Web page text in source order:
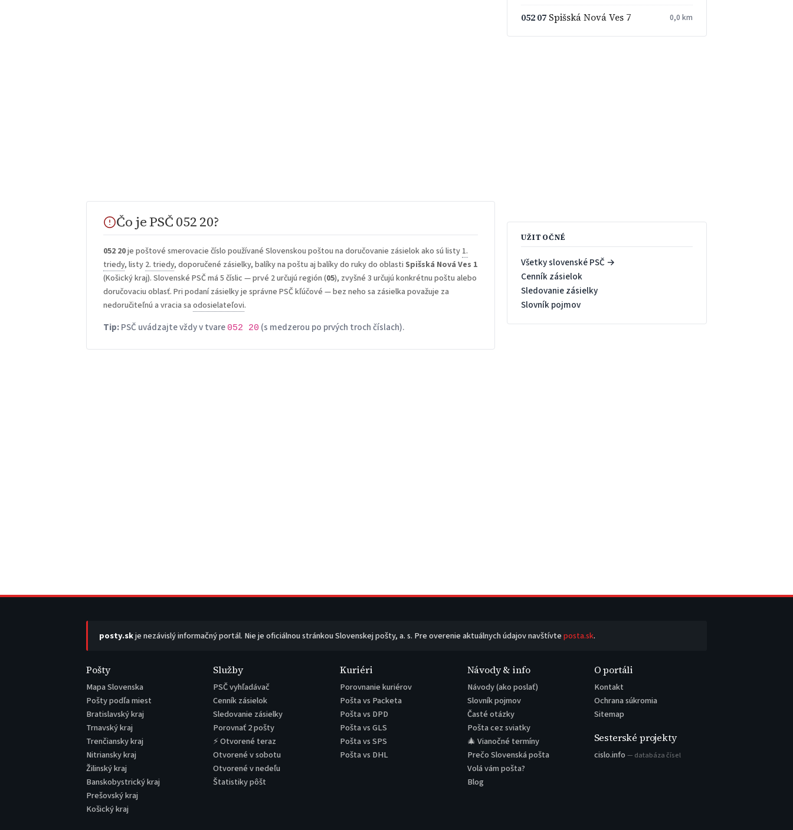
Čo je PSČ 052 20?
052 20je poštové smerovacie číslo používané Slovenskou poštou na doručovanie zásielok ako sú listy 1.
triedy, listy 2. triedy, doporučené zásielky, balíky na poštu aj balíky do ruky do oblasti Spišská Nová Ves 1
(Košický kraj). Slovenské PSČ má 5 číslic — prvé 2 určujú región (05), zvyšné 3 určujú konkrétnu poštu alebo
doručovaciu oblasť. Pri podaní zásielky je správne PSČ kľúčové — bez neho sa zásielka považuje za
nedoručiteľnú a vracia saodosielateľovi.
Tip:PSČ uvádzajte vždy v tvare 052 20 (s medzerou po prvých troch číslach).
052 07Spišská Nová Ves 7 0,0 km
UŽITOČNÉ
Všetky slovenské PSČ →
Cenník zásielok
Sledovanie zásielky
Slovník pojmov
posty.skje nezávislý informačný portál. Nie je oficiálnou stránkou Slovenskej pošty, a. s. Pre overenie aktuálnych údajov navštívteposta.sk.
Pošty
Mapa Slovenska
Pošty podľa miest
Bratislavský kraj
Trnavský kraj
Trenčiansky kraj
Nitriansky kraj
Žilinský kraj
Banskobystrický kraj
Prešovský kraj
Košický kraj
Služby
PSČ vyhľadávač
Cenník zásielok
Sledovanie zásielky
Porovnať 2 pošty
⚡ Otvorené teraz
Otvorené v sobotu
Otvorené v nedeľu
Štatistiky pôšt
Kuriéri
Porovnanie kuriérov
Pošta vs Packeta
Pošta vs DPD
Pošta vs GLS
Pošta vs SPS
Pošta vs DHL
Návody & info
Návody (ako poslať)
Slovník pojmov
Časté otázky
Pošta cez sviatky
🎄 Vianočné termíny
Prečo Slovenská pošta
Volá vám pošta?
Blog
O portáli
Kontakt
Ochrana súkromia
Sitemap
Sesterské projekty
cislo.info — databáza čísel